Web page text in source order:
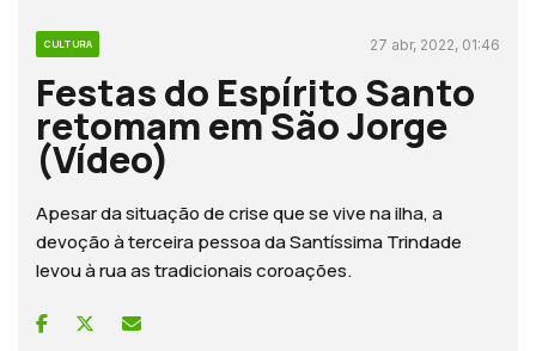
CULTURA 27 abr, 2022, 01:46
Festas do Espírito Santo
retomam em São Jorge
(Vídeo)
Apesar da situação de crise que se vive na ilha, a
devoção à terceira pessoa da Santíssima Trindade
levou à rua as tradicionais coroações.